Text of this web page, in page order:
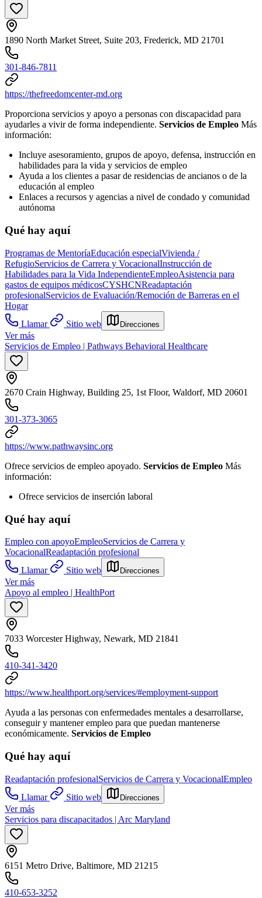
1890 North Market Street, Suite 203, Frederick, MD 21701
301-846-7811
https://thefreedomcenter-md.org
Proporciona servicios y apoyo a personas con discapacidad para
ayudarles a vivir de forma independiente. Servicios de Empleo Más
información:
Incluye asesoramiento, grupos de apoyo, defensa, instrucción en
habilidades para la vida y servicios de empleo
Ayuda a los clientes a pasar de residencias de ancianos o de la
educación al empleo
Enlaces a recursos y agencias a nivel de condado y comunidad
autónoma
Qué hay aquí
Programas de MentoríaEducación especialVivienda /
RefugioServicios de Carrera y VocacionalInstrucción de
Habilidades para la Vida IndependienteEmpleoAsistencia para
gastos de equipos médicosCYSHCNReadaptación
profesionalServicios de Evaluación/Remoción de Barreras en el
Hogar
Llamar
Sitio web Direcciones
Ver más
Servicios de Empleo | Pathways Behavioral Healthcare
2670 Crain Highway, Building 25, 1st Floor, Waldorf, MD 20601
301-373-3065
https://www.pathwaysinc.org
Ofrece servicios de empleo apoyado. Servicios de Empleo Más
información:
Ofrece servicios de inserción laboral
Qué hay aquí
Empleo con apoyoEmpleoServicios de Carrera y
VocacionalReadaptación profesional
Llamar
Sitio web Direcciones
Ver más
Apoyo al empleo | HealthPort
7033 Worcester Highway, Newark, MD 21841
410-341-3420
https://www.healthport.org/services/#employment-support
Ayuda a las personas con enfermedades mentales a desarrollarse,
conseguir y mantener empleo para que puedan mantenerse
económicamente. Servicios de Empleo
Qué hay aquí
Readaptación profesionalServicios de Carrera y VocacionalEmpleo
Llamar
Sitio web Direcciones
Ver más
Servicios para discapacitados | Arc Maryland
6151 Metro Drive, Baltimore, MD 21215
410-653-3252